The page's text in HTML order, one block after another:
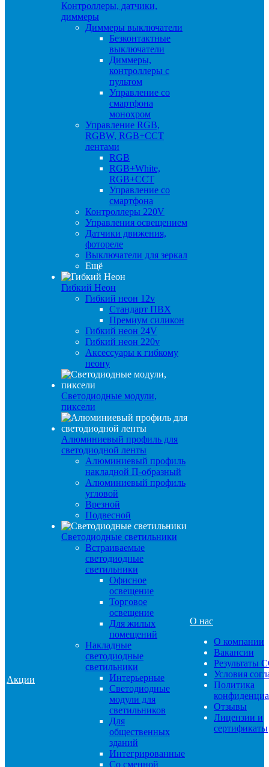
Акции
Контроллеры, датчики,
диммеры
Диммеры выключатели
Безконтактные
выключатели
Диммеры,
контроллеры с
пультом
Управление со
смартфона
монохром
Управление RGB,
RGBW, RGB+CCT
лентами
RGB
RGB+White,
RGB+CCT
Управление со
смартфона
Контроллеры 220V
Управления освещением
Датчики движения,
фотореле
Выключатели для зеркал
Ещё
Гибкий Неон
Гибкий неон 12v
Стандарт ПВХ
Премиум силикон
Гибкий неон 24V
Гибкий неон 220v
Аксессуары к гибкому
неону
Светодиодные модули,
пиксели
Алюминиевый профиль для
светодиодной ленты
Алюминиевый профиль
накладной П-образный
Алюминиевый профиль
угловой
Врезной
Подвесной
Светодиодные светильники
Встраиваемые
светодиодные
светильники
Офисное
освещение
Торговое
освещение
Для жилых
помещений
Накладные
светодиодные
светильники
Интерьерные
Светодиодные
модули для
светильников
Для
общественных
зданий
Интегрированные
Со сменной
О нас
О компании
Вакансии
Результаты
Условия
Политика
Отзывы
Лицензии и
сертификаты